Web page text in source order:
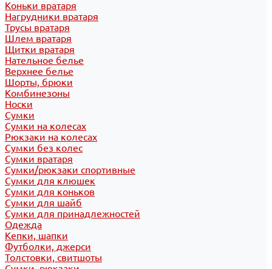
Коньки вратаря
Нагрудники вратаря
Трусы вратаря
Шлем вратаря
Щитки вратаря
Нательное белье
Верхнее белье
Шорты, брюки
Комбинезоны
Носки
Сумки
Сумки на колесах
Рюкзаки на колесах
Сумки без колес
Сумки вратаря
Сумки/рюкзаки спортивные
Сумки для клюшек
Сумки для коньков
Сумки для шайб
Сумки для принадлежностей
Одежда
Кепки, шапки
Футболки, джерси
Толстовки, свитшоты